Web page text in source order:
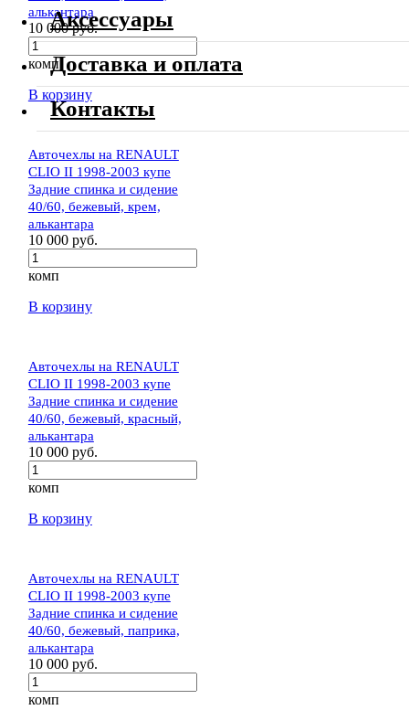
алькантара
10 000 руб.
комп
В корзину
Авточехлы на RENAULT
CLIO II 1998-2003 купе
Задние спинка и сидение
40/60, бежевый, крем,
алькантара
10 000 руб.
комп
В корзину
Авточехлы на RENAULT
CLIO II 1998-2003 купе
Задние спинка и сидение
40/60, бежевый, красный,
алькантара
10 000 руб.
комп
В корзину
Авточехлы на RENAULT
CLIO II 1998-2003 купе
Задние спинка и сидение
40/60, бежевый, паприка,
алькантара
10 000 руб.
комп
Аксессуары
Доставка и оплата
Контакты